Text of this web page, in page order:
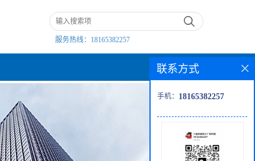
服务热线： 18165382257
联系方式
手机： 18165382257